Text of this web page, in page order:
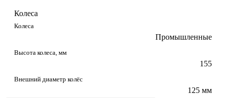
Колеса
Колеса
Промышленные
Высота колеса, мм
155
Внешний диаметр колёс
125 мм